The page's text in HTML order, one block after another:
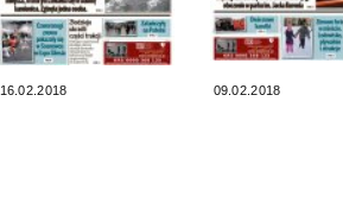
16.02.2018 09.02.2018